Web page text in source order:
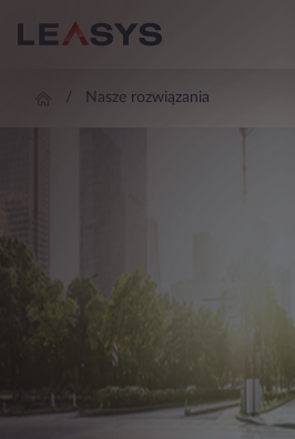
Nasze rozwiązania